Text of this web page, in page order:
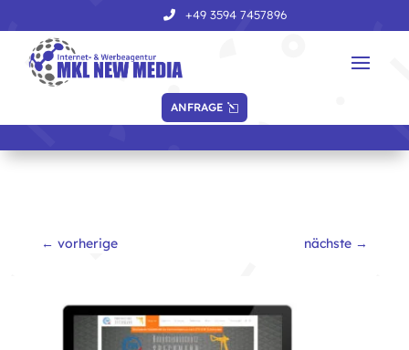
+49 3594 7457896
ANFRAGE
← vorherige nächste →